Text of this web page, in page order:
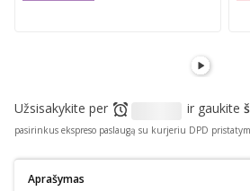
Užsisakykite per ir gaukite
pasirinkus ekspreso paslaugą su kurjeriu DPD
Aprašymas